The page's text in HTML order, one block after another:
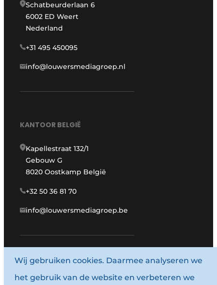
Schatbeurderlaan 6
6002 ED Weert
Nederland
+31 495 450095
info@louwersmediagroep.nl
KANTOOR BELGIË
Kapellestraat 132/1
Gebouw G
8020 Oostkamp België
+32 50 36 81 70
info@louwersmediagroep.be
www.louwersmediagroep.com
© 1987 - 2026 Louwersmediagroep.
Wij gebruiken cookies. Daarmee analyseren we
het gebruik van de website en verbeteren we